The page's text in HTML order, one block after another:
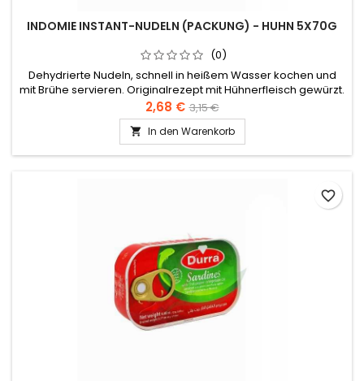
INDOMIE INSTANT-NUDELN (PACKUNG) - HUHN 5X70G
(0)
Dehydrierte Nudeln, schnell in heißem Wasser kochen und
mit Brühe servieren. Originalrezept mit Hühnerfleisch gewürzt.
2,68 € 3,15 €
 In den Warenkorb
favorite_border